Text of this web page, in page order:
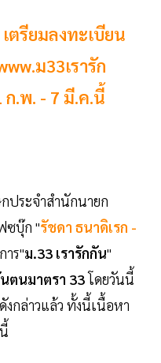
ตรียมลงทะเบียน
ม33เรารัก
.พ. - 7 มี.ค.นี้
ประจำสำนักนายก
ซบุ๊ก "รัชดา ธนาดิเรก -
าร"ม.33 เรารักกัน"
ตนมาตรา 33โดยวันนี้
งกล่าวแล้ว ทั้งนี้เนื้อหา